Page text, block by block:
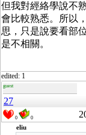
但我對經絡學說不
會比較熟悉。所以
思，只是說要看部
是不相關。
edited: 1
guest
27
0 0
eliu